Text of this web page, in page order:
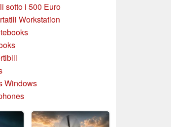
sotto i 500 Euro
Workstation
Windows